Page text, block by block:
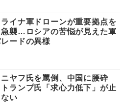
ライナ軍ドローンが重要拠点を
急襲…ロシアの苦悩が見えた軍
ードの異様
ヤフ氏を罵倒、中国に腰砕
ランプ氏「求心力低下」が止
ない